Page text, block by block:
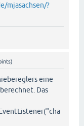
mjasachsen/?
eine
Das